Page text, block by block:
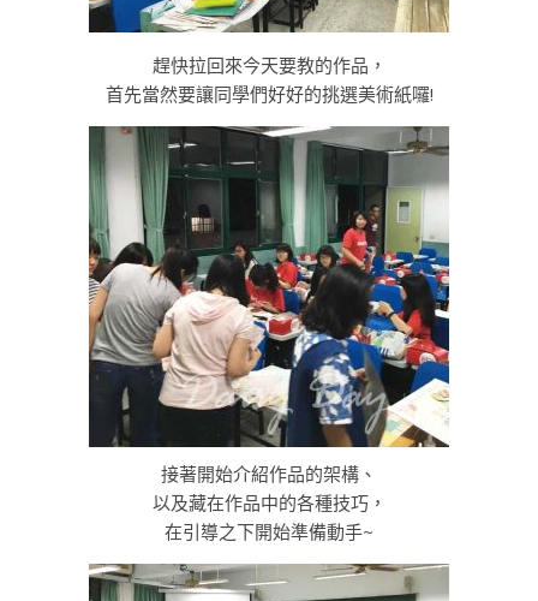
趕快拉回來今天要教的作品，
首先當然要讓同學們好好的挑選美術紙囉!
接著開始介紹作品的架構、
以及藏在作品中的各種技巧，
在引導之下開始準備動手~